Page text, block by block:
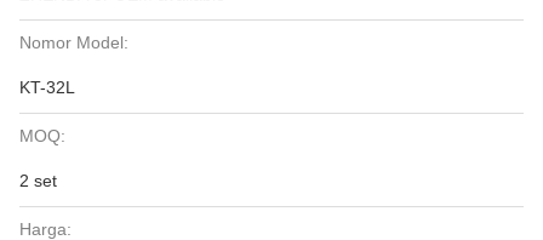
Nomor Model:
KT-32L
MOQ:
2 set
Harga: